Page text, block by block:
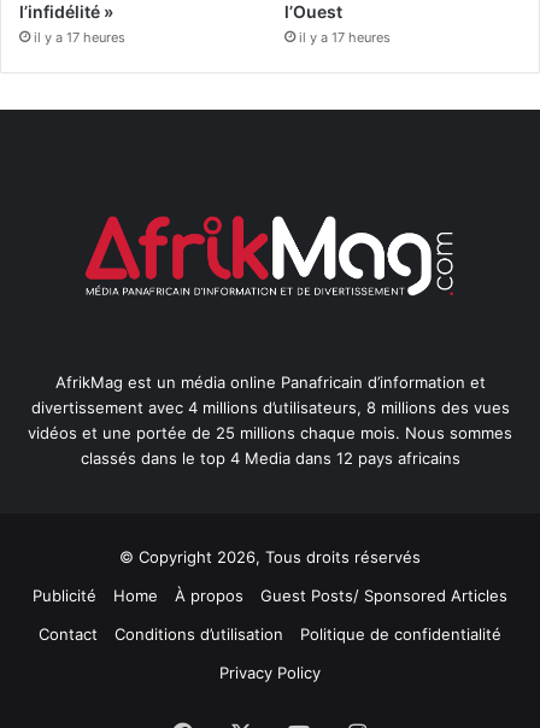
l’infidélité »
il y a 17 heures
l’Ouest
il y a 17 heures
AfrikMag est un média online Panafricain d’information et
divertissement avec 4 millions d’utilisateurs, 8 millions des vues
vidéos et une portée de 25 millions chaque mois. Nous sommes
classés dans le top 4 Media dans 12 pays africains
© Copyright 2026, Tous droits réservés
Publicité
Home À propos
Guest Posts/ Sponsored Articles
Contact
Conditions d’utilisation
Politique de confidentialité
Privacy Policy